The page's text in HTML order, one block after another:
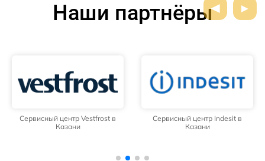
Наши партнёры
Сервисный центр Vestfrost в
Казани
Сервисный центр Indesit в
Казани